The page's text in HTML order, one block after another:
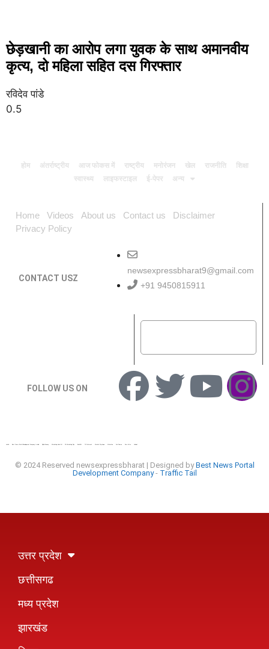
छेड़खानी का आरोप लगा युवक के साथ अमानवीय
कृत्य, दो महिला सहित दस गिरफ्तार
रविदेव पांडे
होम अंतर्राष्ट्रीय आज फोकस में राष्ट्रीय मनोरंजन खेल राजनीति
शिक्षा
स्वास्थ्य
लाइफस्टाइल ई-पेपर अन्य
Home Videos About us Contact us
Disclaimer
Privacy Policy
CONTACT USZ
newsexpressbharat9@gmail.com
+91 9450815911
FOLLOW US ON
© 2024 Reserved newsexpressbharat | Designed byBest News Portal
Development Company- Traffic Tail
उत्तर प्रदेश
छत्तीसगढ
मध्य प्रदेश
झारखंड